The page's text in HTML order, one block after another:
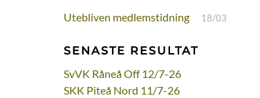
Utebliven medlemstidning 18/03
SENASTE RESULTAT
SvVK Råneå Off 12/7-26
SKK Piteå Nord 11/7-26